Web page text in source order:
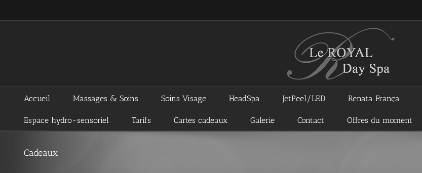
Accueil Massages & Soins Soins Visage HeadSpa JetPeel/LED Renata França
Espace hydro-sensoriel Tarifs Cartes cadeaux Galerie Contact Offres du moment
Cadeaux